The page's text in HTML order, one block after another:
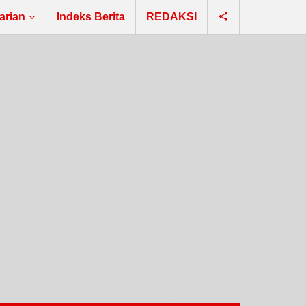
Indeks Berita REDAKSI